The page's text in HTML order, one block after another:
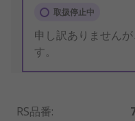
取扱停止中
申し訳ありません
す。
RS品番: